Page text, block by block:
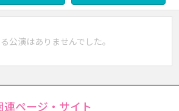
公演はありませんでした。
連ページ・サイト